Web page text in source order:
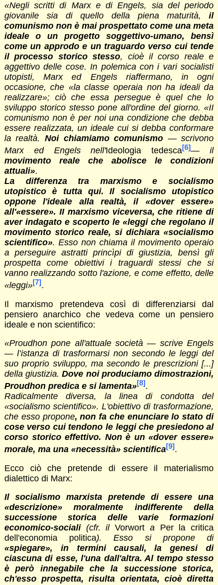
«Negli scritti di Marx e di Engels, sia del periodo
giovanile sia di quello della piena maturità,il
comunismo non è mai prospettato come una meta
ideale o un progetto soggettivo-umano, bensì
come un approdo e un traguardo verso cui tende
il processo storico stesso, cioè il corso reale e
aggettivo delle cose. In polemica con i vari socialisti
utopisti, Marx ed Engels riaffermano, in ogni
occasione, che «la classe operaia non ha ideali da
realizzare»; ciò che essa persegue è quel che lo
sviluppo storico stesso pone all'ordine del giorno. «II
comunismo non è per noi una condizione che debba
essere realizzata, un ideale cui si debba conformare
la realtà. Noi chiamiamo comunismo — scrivono
Marx ed Engels nell'Ideologia tedesca[6]— il
movimento reale che abolisce le condizioni
attuali».
La differenza tra marxismo e socialismo
utopistico è tutta qui. Il socialismo utopistico
oppone l'ideale alla realtà, il «dover essere»
all'«essere». II marxismo viceversa, che ritiene di
aver indagato e scoperto le «leggi che regolano il
movimento storico reale, si dichiara «socialismo
scientifico». Esso non chiama il movimento operaio
a perseguire astratti princìpi di giustizia, bensì gli
prospetta come obiettivi i traguardi stessi che si
vanno realizzando sotto l'azione, e come effetto, delle
«leggi»[7].
Il marxismo pretendeva così di differenziarsi dal
pensiero anarchico che vedeva come un pensiero
ideale e non scientifico:
«Proudhon pone all'attuale società — scrive Engels
— l’istanza di trasformarsi non secondo le leggi del
suo proprio sviluppo, ma secondo le prescrizioni [...]
della giustizia.Dove noi produciamo dimostrazioni,
Proudhon predica e si lamenta»[8].
Radicalmente diversa, la linea di condotta del
«socialismo scientifico». L'obiettivo di trasformazione,
che esso propone, non fa che enunciare lo stato di
cose verso cui tendono le leggi che presiedono al
corso storico effettivo. Non è un «dover essere»
morale, ma una «necessità» scientifica[9].
Ecco ciò che pretende di essere il materialismo
dialettico di Marx:
Il socialismo marxista pretende di essere una
«descrizione» moralmente indifferente della
successione storica delle varie formazioni
economico-sociali (cfr. ilVorwort aPer la critica
dell'economia politica). Esso si propone di
«spiegare», in termini causali, la genesi di
ciascuna di esse, l'una dall'altra. Al tempo stesso
è però innegabile che la successione storica,
ch'esso prospetta, risulta orientata, cioè diretta